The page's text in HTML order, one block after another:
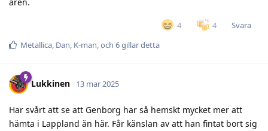
4 4
Svara
Metallica, Dan, K-man, och 6gillar detta
Lukkinen 13 mar 2025
Har svårt att se att Genborg har så hemskt mycket mer att
hämta i Lappland än här. Får känslan av att han fintat bort sig